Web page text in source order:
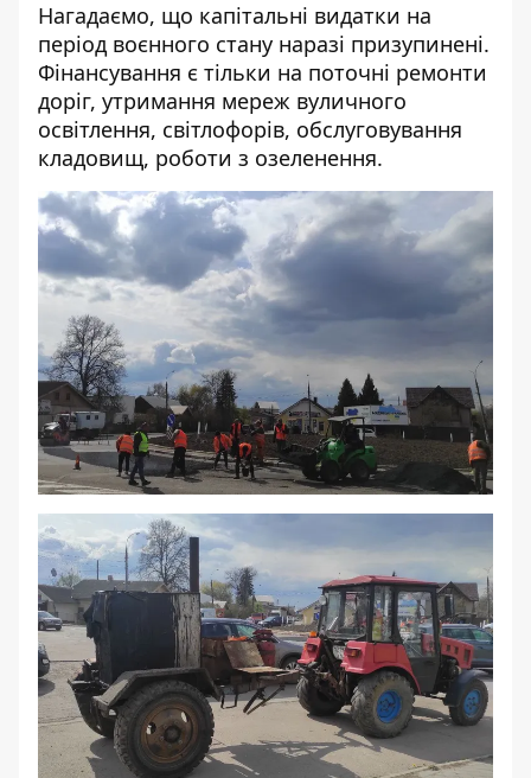
Нагадаємо, що капітальні видатки на
період воєнного стану наразі призупинені.
Фінансування є тільки на поточні ремонти
доріг, утримання мереж вуличного
освітлення, світлофорів, обслуговування
кладовищ, роботи з озеленення.